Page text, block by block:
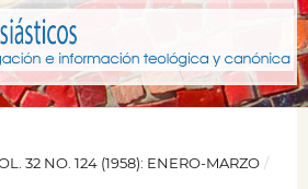
32 NO. 124 (1958): ENERO-MARZO /